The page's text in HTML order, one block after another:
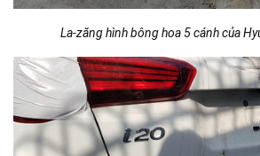
La-zăng hình bông hoa 5 cánh của